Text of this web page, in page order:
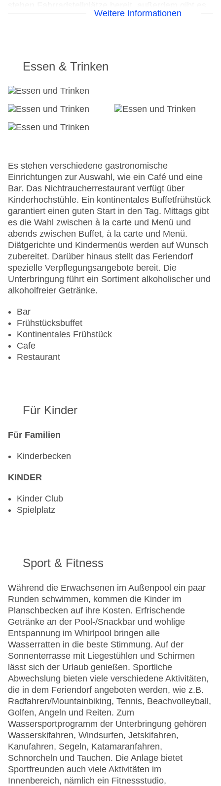
einen Fahrradverleih. Kostenfrei steht Gästen die
24h Rezeption
Konferenzraum
Garage: gegen Gebühr
WLAN/WiFi im Hotel
Anzahl der Aufzüge: 1
Haustiere: gegen Gebühr
Zimmerservice
Sonnenterrasse
Gesamtanzahl der Stockwerke: 2
Gesamtanzahl der Zimmer: 74
Pools:Kinderbecken, Outdoor Pool,
Sonnenschirme am Pool, Liegen am Pool
Zahlungsarten: American Express, Mastercard,
Visa
Landeskategorie: 5 Sterne
Weitere Informationen
Essen & Trinken
Es stehen verschiedene gastronomische
Einrichtungen zur Auswahl, wie ein Café und eine
Bar. Das Nichtraucherrestaurant verfügt über
Kinderhochstühle. Ein kontinentales Buffetfrühstück
garantiert einen guten Start in den Tag. Mittags gibt
es die Wahl zwischen à la carte und Menü und
abends zwischen Buffet, à la carte und Menü.
Diätgerichte und Kindermenüs werden auf Wunsch
zubereitet. Darüber hinaus stellt das Feriendorf
spezielle Verpflegungsangebote bereit. Die
Unterbringung führt ein Sortiment alkoholischer und
alkoholfreier Getränke.
Bar
Frühstücksbuffet
Kontinentales Frühstück
Cafe
Restaurant
Für Kinder
Für Familien
Kinderbecken
KINDER
Kinder Club
Spielplatz
Sport & Fitness
Während die Erwachsenen im Außenpool ein paar
Runden schwimmen, kommen die Kinder im
Planschbecken auf ihre Kosten. Erfrischende
Getränke an der Pool-/Snackbar und wohlige
Entspannung im Whirlpool bringen alle
Wasserratten in die beste Stimmung. Auf der
Sonnenterrasse mit Liegestühlen und Schirmen
lässt sich der Urlaub genießen. Sportliche
Abwechslung bieten viele verschiedene Aktivitäten,
die in dem Feriendorf angeboten werden, wie z.B.
Radfahren/Mountainbiking, Tennis, Beachvolleyball,
Golfen, Angeln und Reiten. Zum
Wassersportprogramm der Unterbringung gehören
Wasserskifahren, Windsurfen, Jetskifahren,
Kanufahren, Segeln, Katamaranfahren,
Schnorcheln und Tauchen. Die Anlage bietet
Sportfreunden auch viele Aktivitäten im
Innenbereich, nämlich ein Fitnessstudio,